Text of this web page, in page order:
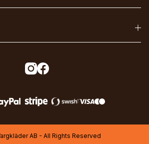
AB - All Rights Reserved